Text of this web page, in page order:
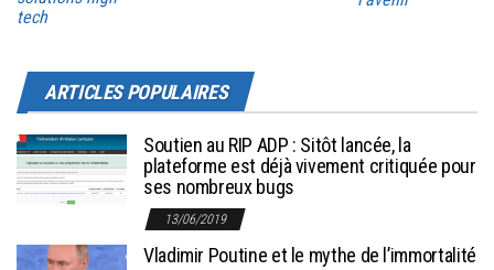
tech
ARTICLES POPULAIRES
Soutien au RIP ADP : Sitôt lancée, la
plateforme est déjà vivement critiquée pour
ses nombreux bugs
13/06/2019
Vladimir Poutine et le mythe de l’immortalité